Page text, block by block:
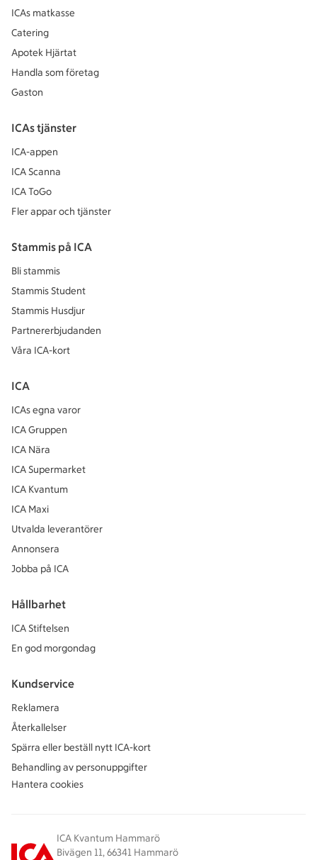
ICAs matkasse
Catering
Apotek Hjärtat
Handla som företag
Gaston
ICAs tjänster
ICA-appen
ICA Scanna
ICA ToGo
Fler appar och tjänster
Stammis på ICA
Bli stammis
Stammis Student
Stammis Husdjur
Partnererbjudanden
Våra ICA-kort
ICA
ICAs egna varor
ICA Gruppen
ICA Nära
ICA Supermarket
ICA Kvantum
ICA Maxi
Utvalda leverantörer
Annonsera
Jobba på ICA
Hållbarhet
ICA Stiftelsen
En god morgondag
Kundservice
Reklamera
Återkallelser
Spärra eller beställ nytt ICA-kort
Behandling av personuppgifter
Hantera cookies
ICA Kvantum Hammarö
Bivägen 11, 66341 Hammarö